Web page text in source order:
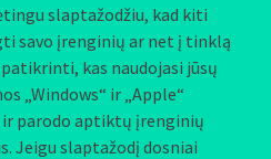
slaptažodžiu, kad kiti
savo įrenginių ar net į tinklą
kas naudojasi jūsų
„Windows“ ir „Apple“
parodo aptiktų įrenginių
Jeigu slaptažodį dosniai